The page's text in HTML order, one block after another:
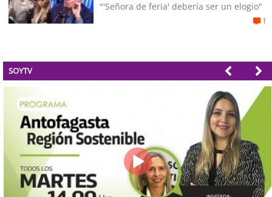
"'Señora de feria' debería ser un elogio"
1
SOYTV